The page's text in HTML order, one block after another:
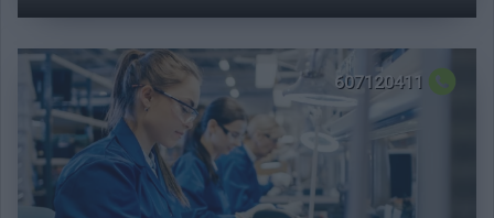
607120411